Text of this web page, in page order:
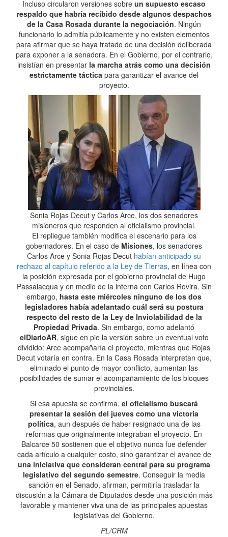
Incluso circularon versiones sobre un supuesto escaso
respaldo que habría recibido desde algunos despachos
de la Casa Rosada durante la negociación. Ningún
funcionario lo admitía públicamente y no existen elementos
para afirmar que se haya tratado de una decisión deliberada
para exponer a la senadora. En el Gobierno, por el contrario,
insistían en presentar la marcha atrás como una decisión
estrictamente táctica para garantizar el avance del
proyecto.
Sonia Rojas Decut y Carlos Arce, los dos senadores
misioneros que responden al oficialismo provincial.
El repliegue también modifica el escenario para los
gobernadores. En el caso de Misiones, los senadores
Carlos Arce y Sonia Rojas Decut habían anticipado su
rechazo al capítulo referido a la Ley de Tierras, en línea con
la posición expresada por el gobierno provincial de Hugo
Passalacqua y en medio de la interna con Carlos Rovira. Sin
embargo, hasta este miércoles ninguno de los dos
legisladores había adelantado cuál será su postura
respecto del resto de la Ley de Inviolabilidad de la
Propiedad Privada. Sin embargo, como adelantó
elDiarioAR, sigue en pie la versión sobre un eventual voto
dividido: Arce acompañaría el proyecto, mientras que Rojas
Decut votaría en contra. En la Casa Rosada interpretan que,
eliminado el punto de mayor conflicto, aumentan las
posibilidades de sumar el acompañamiento de los bloques
provinciales.
Si esa apuesta se confirma, el oficialismo buscará
presentar la sesión del jueves como una victoria
política, aun después de haber resignado una de las
reformas que originalmente integraban el proyecto. En
Balcarce 50 sostienen que el objetivo nunca fue defender
cada artículo a cualquier costo, sino garantizar el avance de
una iniciativa que consideran central para su programa
legislativo del segundo semestre. Conseguir la media
sanción en el Senado, afirman, permitiría trasladar la
discusión a la Cámara de Diputados desde una posición más
favorable y mantener viva una de las principales apuestas
legislativas del Gobierno.
PL/CRM